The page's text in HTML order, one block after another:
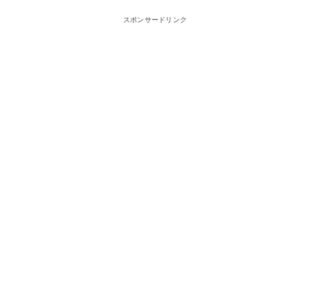
スポンサードリンク